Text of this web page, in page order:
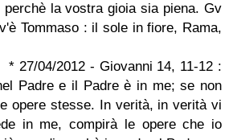
la vostra gioia sia piena. Gv
Tommaso : il sole in fiore, Rama,
2012 - Giovanni 14, 11-12 :
Padre e il Padre è in me; se non
opere stesse. In verità, in verità vi
in me, compirà le opere che io